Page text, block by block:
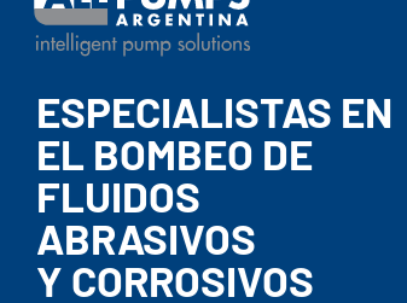
ESPECIALISTAS EN
EL BOMBEO DE
FLUIDOS
ABRASIVOS
Y CORROSIVOS